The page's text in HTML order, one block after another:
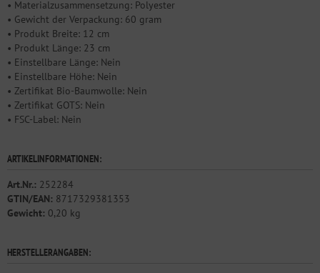
• Materialzusammensetzung: Polyester
• Gewicht der Verpackung: 60 gram
• Produkt Breite: 12 cm
• Produkt Länge: 23 cm
• Einstellbare Länge: Nein
• Einstellbare Höhe: Nein
• Zertifikat Bio-Baumwolle: Nein
• Zertifikat GOTS: Nein
• FSC-Label: Nein
ARTIKELINFORMATIONEN:
Art.Nr.: 252284
GTIN/EAN: 8717329381353
Gewicht: 0,20 kg
HERSTELLERANGABEN: